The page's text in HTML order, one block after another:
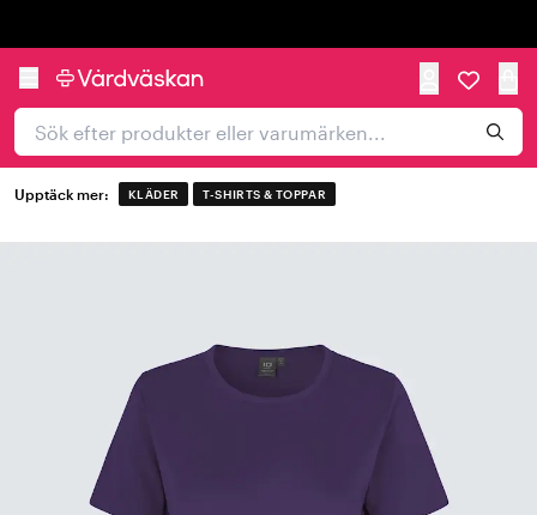
Upptäck mer: KLÄDER T-SHIRTS & TOPPAR